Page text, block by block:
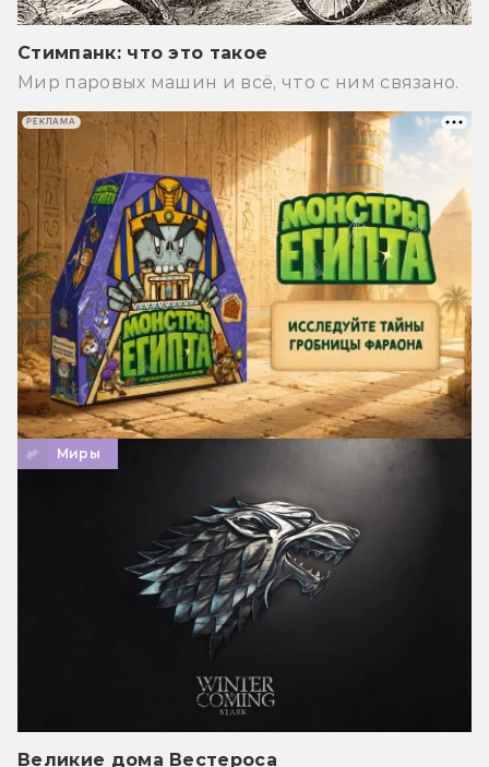
Стимпанк: что это такое
Мир паровых машин и всё, что с ним связано.
Миры
Великие дома Вестероса
РЕКЛАМА